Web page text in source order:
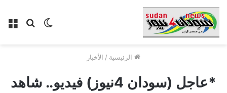
بحث الوضع
الرئيسية / الأخبار
*عاجل (سودان 4نيوز) فيديو.. شاهد